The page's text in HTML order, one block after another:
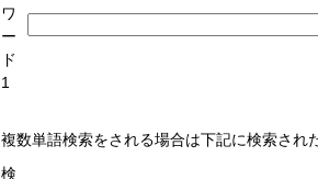
ワ
ー
ド
1
複数単語検索をされる場合は下記に検索され
検